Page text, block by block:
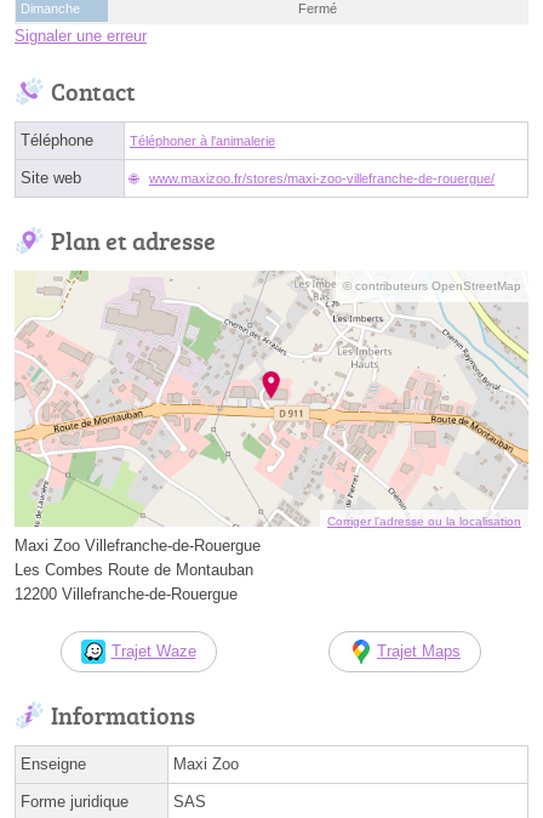
Dimanche
Fermé
Signaler une erreur
Contact
Téléphone Téléphoner à l'animalerie
Site web www.maxizoo.fr/stores/maxi-zoo-villefranche-de-rouergue/
Plan et adresse
© contributeurs OpenStreetMap
Corriger l’adresse ou la localisation
Maxi Zoo Villefranche-de-Rouergue
Les Combes Route de Montauban
12200 Villefranche-de-Rouergue
Trajet Waze Trajet Maps
Informations
Enseigne Maxi Zoo
Forme juridique SAS